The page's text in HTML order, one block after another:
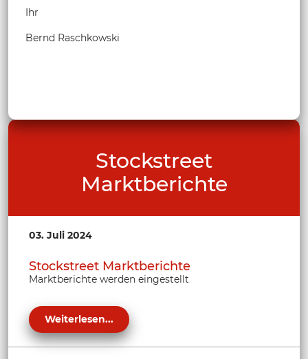
Ihr
Bernd Raschkowski
Stockstreet
Marktberichte
03. Juli 2024
Stockstreet Marktberichte
Marktberichte werden eingestellt
Weiterlesen...